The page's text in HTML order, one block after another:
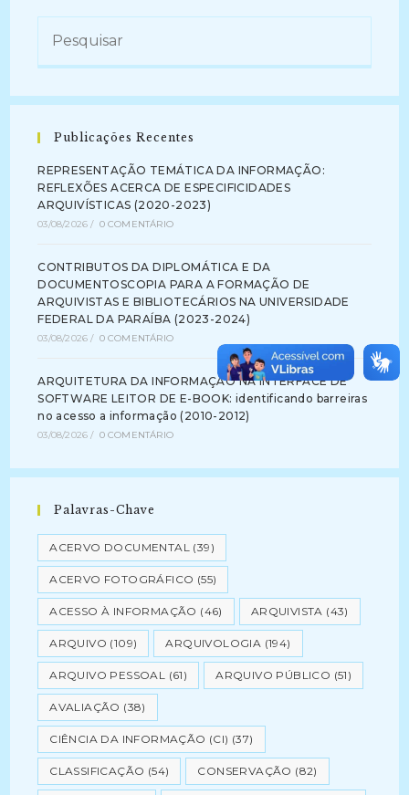
Publicações Recentes
REPRESENTAÇÃO TEMÁTICA DA INFORMAÇÃO:
REFLEXÕES ACERCA DE ESPECIFICIDADES
ARQUIVÍSTICAS (2020-2023)
03/08/2026 / 0 COMENTÁRIO
CONTRIBUTOS DA DIPLOMÁTICA E DA
DOCUMENTOSCOPIA PARA A FORMAÇÃO DE
ARQUIVISTAS E BIBLIOTECÁRIOS NA UNIVERSIDADE
FEDERAL DA PARAÍBA (2023-2024)
03/08/2026 / 0 COMENTÁRIO
ARQUITETURA DA INFORMAÇÃO NA INTERFACE DE
SOFTWARE LEITOR DE E-BOOK: identificando barreiras
no acesso a informação (2010-2012)
03/08/2026 / 0 COMENTÁRIO
Palavras-Chave
ACERVO DOCUMENTAL (39)
ACERVO FOTOGRÁFICO (55)
ACESSO À INFORMAÇÃO (46) ARQUIVISTA (43)
ARQUIVO (109) ARQUIVOLOGIA (194)
ARQUIVO PESSOAL (61) ARQUIVO PÚBLICO (51)
AVALIAÇÃO (38)
CIÊNCIA DA INFORMAÇÃO (CI) (37)
CLASSIFICAÇÃO (54) CONSERVAÇÃO (82)